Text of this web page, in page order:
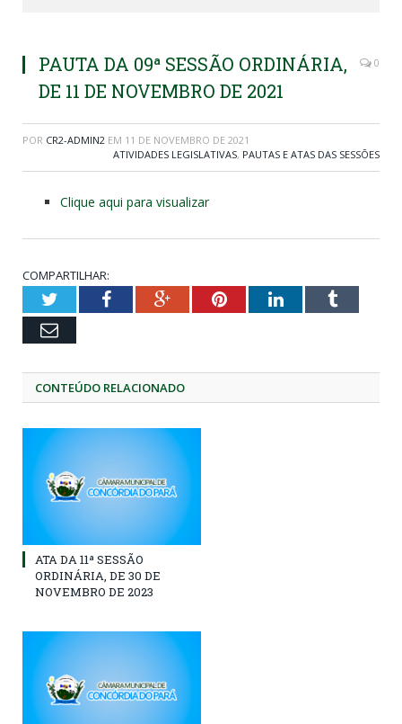
PAUTA DA 09ª SESSÃO ORDINÁRIA,
DE 11 DE NOVEMBRO DE 2021
0
POR CR2-ADMIN2 EM 11 DE NOVEMBRO DE 2021
ATIVIDADES LEGISLATIVAS, PAUTAS E ATAS DAS SESSÕES
Clique aqui para visualizar
COMPARTILHAR:
TwitterFacebookGoogle+PinterestLinkedInTumblr
Email
CONTEÚDO RELACIONADO
ATA DA 11ª SESSÃO
ORDINÁRIA, DE 30 DE
NOVEMBRO DE 2023